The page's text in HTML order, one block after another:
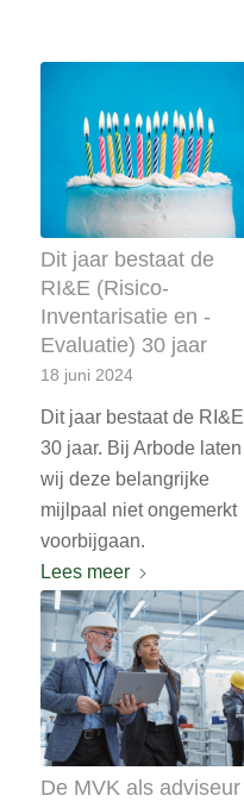
Dit jaar bestaat de
RI&E (Risico-
Inventarisatie en -
Evaluatie) 30 jaar
18 juni 2024
Dit jaar bestaat de RI&E
30 jaar. Bij Arbode laten
wij deze belangrijke
mijlpaal niet ongemerkt
voorbijgaan.
Lees meer
De MVK als adviseur